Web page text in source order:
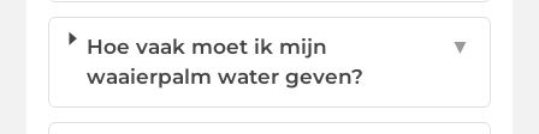
Hoe vaak moet ik mijn
waaierpalm water geven?
▼